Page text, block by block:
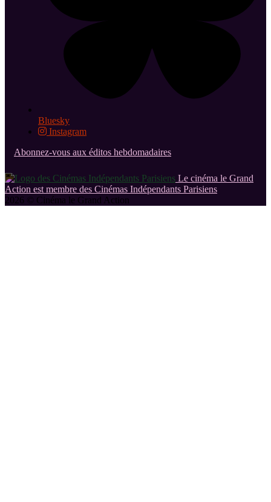
Bluesky
Instagram
Abonnez-vous aux éditos hebdomadaires
Le cinéma le Grand
Action est membre des Cinémas Indépendants Parisiens
2026 © Cinéma le Grand Action